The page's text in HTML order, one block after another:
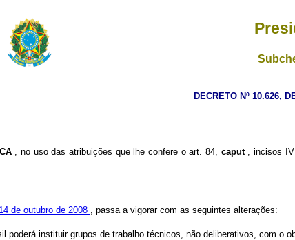
DECRETO Nº 10.626,
, no uso das atribuições que lhe confere o art. 84, caput , incisos IV
de outubro de 2008 , passa a vigorar com as seguintes alterações:
poderá instituir grupos de trabalho técnicos, não deliberativos, com o